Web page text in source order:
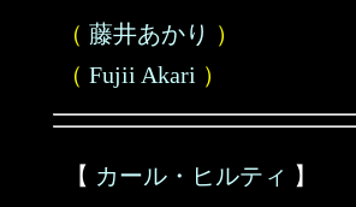
（ 藤井あかり ）
（ Fujii Akari ）
【 カール・ヒルティ 】